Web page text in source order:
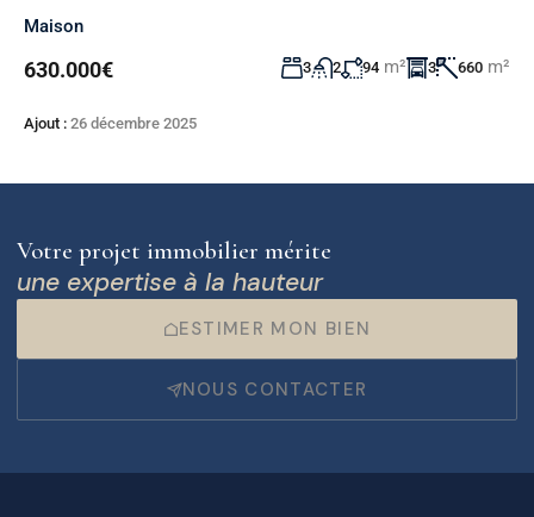
Maison
630.000€ 3 2 94 m² 3 660 m²
Ajout : 26 décembre 2025
Votre projet immobilier mérite
une expertise à la hauteur
ESTIMER MON BIEN
NOUS CONTACTER